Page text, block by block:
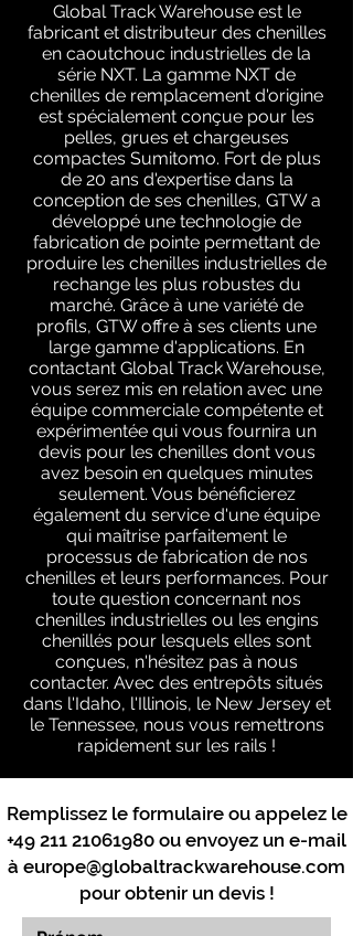
Global Track Warehouse est le
fabricant et distributeur des chenilles
en caoutchouc industrielles de la
série NXT. La gamme NXT de
chenilles de remplacement d'origine
est spécialement conçue pour les
pelles, grues et chargeuses
compactes Sumitomo. Fort de plus
de 20 ans d'expertise dans la
conception de ses chenilles, GTW a
développé une technologie de
fabrication de pointe permettant de
produire les chenilles industrielles de
rechange les plus robustes du
marché. Grâce à une variété de
profils, GTW offre à ses clients une
large gamme d'applications. En
contactant Global Track Warehouse,
vous serez mis en relation avec une
équipe commerciale compétente et
expérimentée qui vous fournira un
devis pour les chenilles dont vous
avez besoin en quelques minutes
seulement. Vous bénéficierez
également du service d'une équipe
qui maîtrise parfaitement le
processus de fabrication de nos
chenilles et leurs performances. Pour
toute question concernant nos
chenilles industrielles ou les engins
chenillés pour lesquels elles sont
conçues, n'hésitez pas à nous
contacter. Avec des entrepôts situés
dans l'Idaho, l'Illinois, le New Jersey et
le Tennessee, nous vous remettrons
rapidement sur les rails !
Remplissez le formulaire ou appelez le
+49 211 21061980 ou envoyez un e-mail
à europe@globaltrackwarehouse.com
pour obtenir un devis !